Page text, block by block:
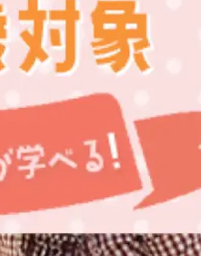
#母乳 #出産準備 #習いごと
子育て 学び